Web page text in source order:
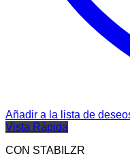
Añadir a la lista de
Vista Rápida
CON STABILZR